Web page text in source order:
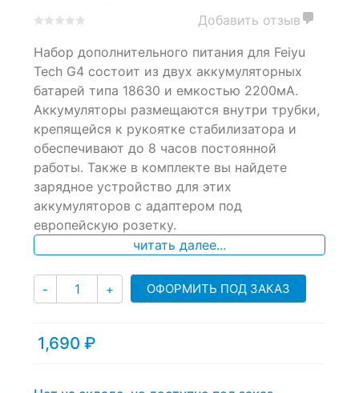
out
of
on
customer
ratings
Добавить отзыв
Набор дополнительного питания для Feiyu
Tech G4 состоит из двух аккумуляторных
батарей типа 18630 и емкостью 2200мА.
Аккумуляторы размещаются внутри трубки,
крепящейся к рукоятке стабилизатора и
обеспечивают до 8 часов постоянной
работы. Также в комплекте вы найдете
зарядное устройство для этих
аккумуляторов с адаптером под
европейскую розетку.
читать далее...
- Количество
+ ОФОРМИТЬ ПОД ЗАКАЗ
1,690 ₽